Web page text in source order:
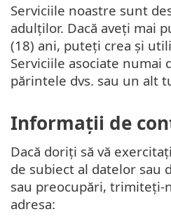
Serviciile noastre sunt
adulților. Dacă aveți mai
(18) ani, puteți crea și
Serviciile asociate numai
părintele dvs. sau un alt
Informații de
Dacă doriți să vă
de subiect al datelor sau
sau preocupări, trimiteți-
adresa: